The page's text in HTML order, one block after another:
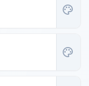
palette
palette